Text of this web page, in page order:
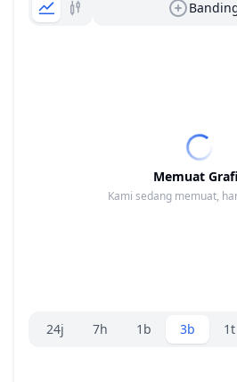
Memuat
Kami sedang memuat,
Pemilih rentang.
24j 7h 1b 3b 1t